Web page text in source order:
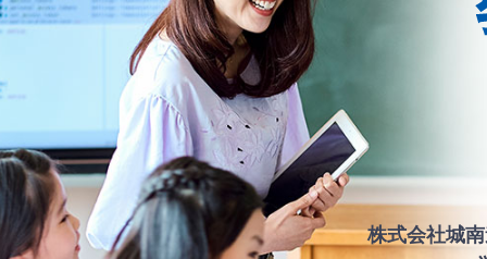
株式会社城